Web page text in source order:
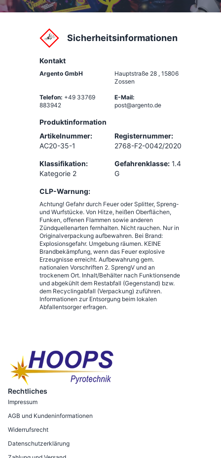
Sicherheitsinformationen
Kontakt
Argento GmbH Hauptstraße 28 , 15806
Zossen
Telefon: +49 33769
883942
E-Mail:
post@argento.de
Produktinformation
Artikelnummer:
AC20-35-1
Registernummer:
2768-F2-0042/2020
Klassifikation:
Kategorie 2
Gefahrenklasse: 1.4
G
CLP-Warnung:
Achtung! Gefahr durch Feuer oder Splitter, Spreng-
und Wurfstücke. Von Hitze, heißen Oberflächen,
Funken, offenen Flammen sowie anderen
Zündquellenarten fernhalten. Nicht rauchen. Nur in
Originalverpackung aufbewahren. Bei Brand:
Explosionsgefahr. Umgebung räumen. KEINE
Brandbekämpfung, wenn das Feuer explosive
Erzeugnisse erreicht. Aufbewahrung gem.
nationalen Vorschriften 2. SprengV und an
trockenem Ort. Inhalt/Behälter nach Funktionsende
und abgekühlt dem Restabfall (Gegenstand) bzw.
dem Recyclingabfall (Verpackung) zuführen.
Informationen zur Entsorgung beim lokalen
Abfallentsorger erfragen.
Rechtliches
Impressum
AGB und Kundeninformationen
Widerrufsrecht
Datenschutzerklärung